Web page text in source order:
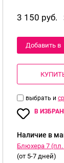
3 150 руб.
Добавить в
корзину
выбрать и
В
Наличие в
Блюхера 7
(от 5-7 дней)